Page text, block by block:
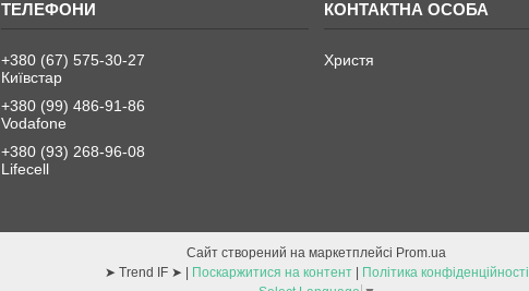
+380 (67) 575-30-27
Київстар
+380 (99) 486-91-86
Vodafone
+380 (93) 268-96-08
Lifecell
Христя
Сайт створений на маркетплейсі Prom.ua
➤ Trend IF ➤ | Поскаржитися на контент | Політика конфіденційності